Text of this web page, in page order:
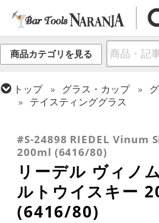
商品カテゴリを見る
トップ グラス・カップ
テイスティンググラス
リーデル
#S-24898 RIEDEL Vinum
200ml (6416/80)
リーデル ヴィノ
ルトウイスキー
(6416/80)